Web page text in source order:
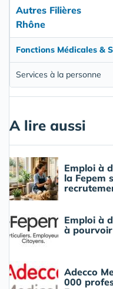
Autres Filières
Rhône
Fonctions Médicales &
Services à la personne
A lire aussi
Emploi à
la Fepem
Emploi à
à
Adecco
000